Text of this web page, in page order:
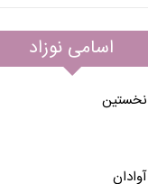
اسامی نوزاد
نخستین
آوادان